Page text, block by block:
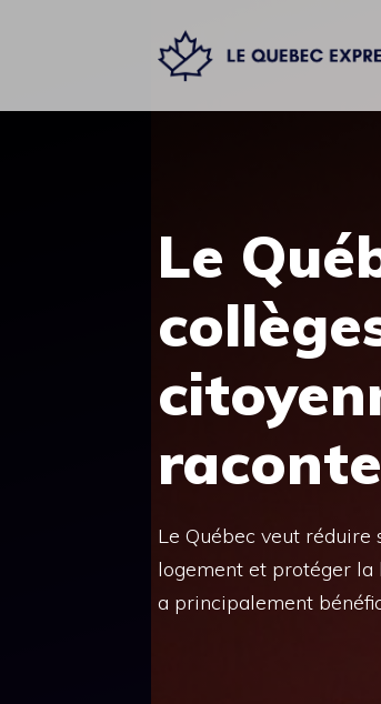
Le
Le Québec veut réduire
logement et protéger la
a principalement